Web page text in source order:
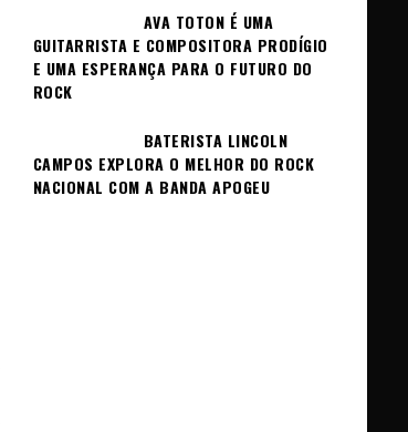
AVA TOTON É UMA
GUITARRISTA E COMPOSITORA PRODÍGIO
E UMA ESPERANÇA PARA O FUTURO DO
ROCK
BATERISTA LINCOLN
CAMPOS EXPLORA O MELHOR DO ROCK
NACIONAL COM A BANDA APOGEU